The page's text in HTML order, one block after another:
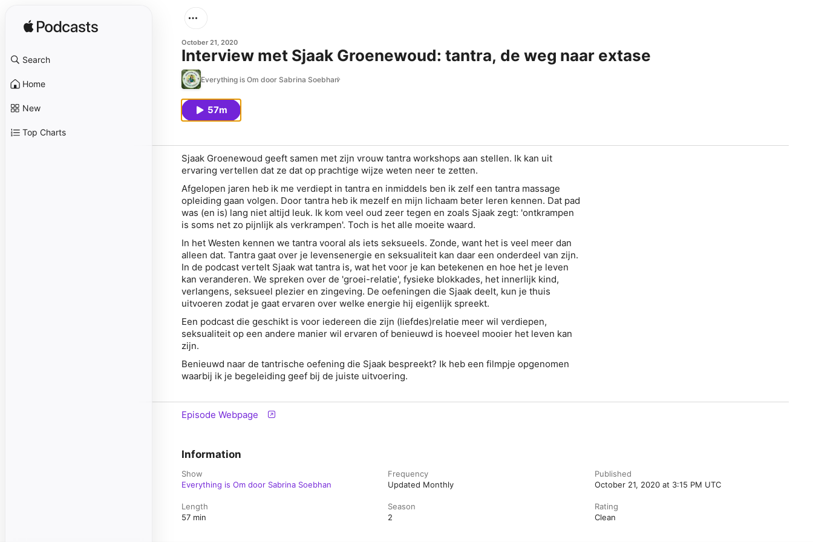
Search
Home
New
Top Charts
October 21, 2020
Interview met Sjaak Groenewoud: tantra, de weg naar extase
Everything is Om door Sabrina Soebhan
57m
Sjaak Groenewoud geeft samen met zijn vrouw tantra workshops aan stellen. Ik kan uit
ervaring vertellen dat ze dat op prachtige wijze weten neer te zetten.
Afgelopen jaren heb ik me verdiept in tantra en inmiddels ben ik zelf een tantra massage
opleiding gaan volgen. Door tantra heb ik mezelf en mijn lichaam beter leren kennen. Dat pad
was (en is) lang niet altijd leuk. Ik kom veel oud zeer tegen en zoals Sjaak zegt: 'ontkrampen
is soms net zo pijnlijk als verkrampen'. Toch is het alle moeite waard.
In het Westen kennen we tantra vooral als iets seksueels. Zonde, want het is veel meer dan
alleen dat. Tantra gaat over je levensenergie en seksualiteit kan daar een onderdeel van zijn.
In de podcast vertelt Sjaak wat tantra is, wat het voor je kan betekenen en hoe het je leven
kan veranderen. We spreken over de 'groei-relatie', fysieke blokkades, het innerlijk kind,
verlangens, seksueel plezier en zingeving. De oefeningen die Sjaak deelt, kun je thuis
uitvoeren zodat je gaat ervaren over welke energie hij eigenlijk spreekt.
Een podcast die geschikt is voor iedereen die zijn (liefdes)relatie meer wil verdiepen,
seksualiteit op een andere manier wil ervaren of benieuwd is hoeveel mooier het leven kan
zijn.
Benieuwd naar de tantrische oefening die Sjaak bespreekt? Ik heb een filmpje opgenomen
waarbij ik je begeleiding geef bij de juiste uitvoering.
Episode Webpage
Information
Show
Everything is Om door Sabrina Soebhan
Frequency
Updated Monthly
Published
October 21, 2020 at 3:15 PM UTC
Length
57 min
Season
2
Rating
Clean